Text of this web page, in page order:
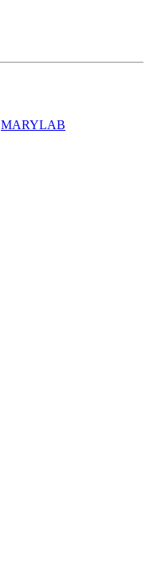
MARYLAB